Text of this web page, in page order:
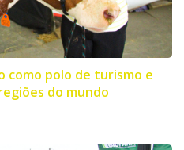
como polo de turismo e
do mundo